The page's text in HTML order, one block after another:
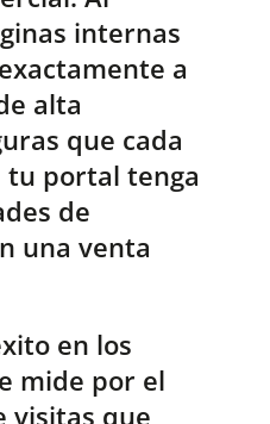
internas
a
alta
que cada
portal tenga
de
una venta
en los
mide por el
visitas que